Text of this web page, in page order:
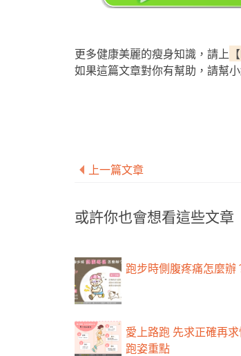
更多健康美麗的瘦身知識，請上
如果這篇文章對你有幫助，請幫
上一篇文章
或許你也會想看這些文章
跑步時側腹疼痛怎麼辦
愛上路跑 先求正確再
跑姿重點